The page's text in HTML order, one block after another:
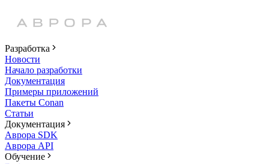
Разработка
Новости
Начало разработки
Документация
Примеры приложений
Пакеты Conan
Статьи
Документация
Аврора SDK
Аврора API
Обучение